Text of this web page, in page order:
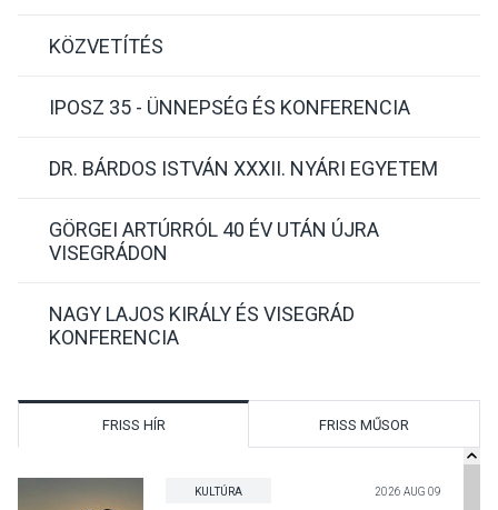
KÖZVETÍTÉS
IPOSZ 35 - ÜNNEPSÉG ÉS KONFERENCIA
DR. BÁRDOS ISTVÁN XXXII. NYÁRI EGYETEM
GÖRGEI ARTÚRRÓL 40 ÉV UTÁN ÚJRA
VISEGRÁDON
NAGY LAJOS KIRÁLY ÉS VISEGRÁD
KONFERENCIA
FRISS HÍR FRISS MŰSOR
KULTÚRA 2026 AUG 09